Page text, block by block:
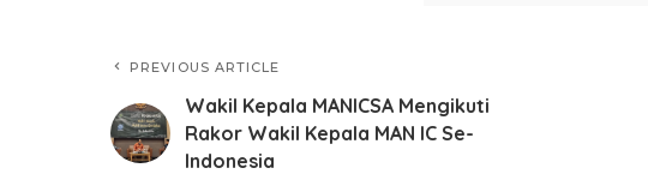
PREVIOUS ARTICLE
Wakil Kepala MANICSA Mengikuti
Rakor Wakil Kepala MAN IC Se-
Indonesia